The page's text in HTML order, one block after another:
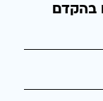
בהקדם